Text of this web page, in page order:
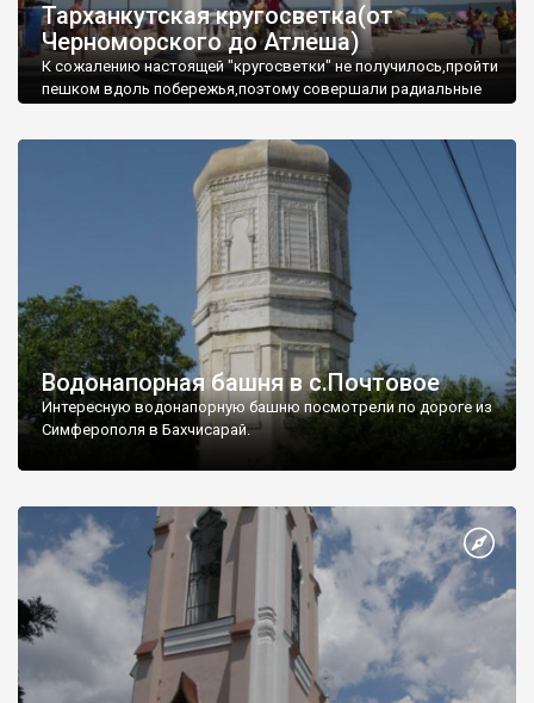
Тарханкутская кругосветка(от
Черноморского до Атлеша)
К сожалению настоящей "кругосветки" не получилось,пройти
пешком вдоль побережья,поэтому совершали радиальные
Водонапорная башня в с.Почтовое
Интересную водонапорную башню посмотрели по дороге из
Симферополя в Бахчисарай.